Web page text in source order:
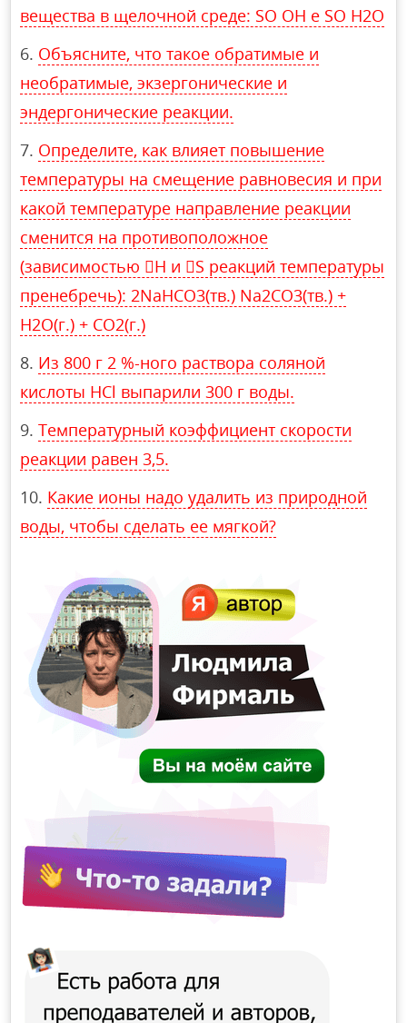
вещества в щелочной среде: SO OH e SO H2O
Объясните, что такое обратимые и
необратимые, экзергонические и
эндергонические реакции.
Определите, как влияет повышение
температуры на смещение равновесия и при
какой температуре направление реакции
сменится на противоположное
(зависимостью H и S реакций температуры
пренебречь): 2NaHCO3(тв.) Na2CO3(тв.) +
H2O(г.) + CO2(г.)
Из 800 г 2 %-ного раствора соляной
кислоты HCl выпарили 300 г воды.
Температурный коэффициент скорости
реакции равен 3,5.
Какие ионы надо удалить из природной
воды, чтобы сделать ее мягкой?